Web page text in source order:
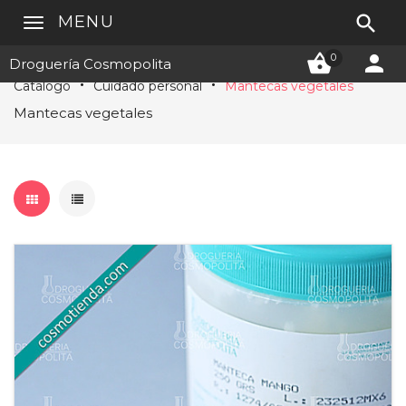
Droguería Cosmopolita 0 
MENU 
Catálogo Cuidado personal Mantecas vegetales
Mantecas vegetales